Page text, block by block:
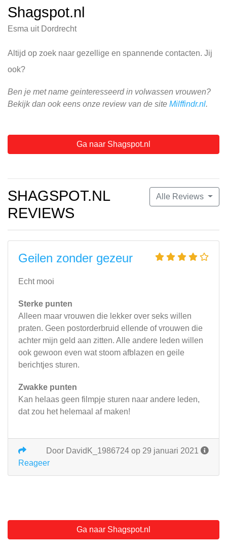
Shagspot.nl
Esma uit Dordrecht
Altijd op zoek naar gezellige en spannende contacten. Jij
ook?
Ben je met name geinteresseerd in volwassen vrouwen?
Bekijk dan ook eens onze review van de site Milffindr.nl.
Ga naar Shagspot.nl
Alle Reviews
SHAGSPOT.NL
REVIEWS
Geilen zonder gezeur
Echt mooi
Sterke punten
Alleen maar vrouwen die lekker over seks willen
praten. Geen postorderbruid ellende of vrouwen die
achter mijn geld aan zitten. Alle andere leden willen
ook gewoon even wat stoom afblazen en geile
berichtjes sturen.
Zwakke punten
Kan helaas geen filmpje sturen naar andere leden,
dat zou het helemaal af maken!
Door DavidK_1986724 op 29 januari 2021
Reageer
Ga naar Shagspot.nl